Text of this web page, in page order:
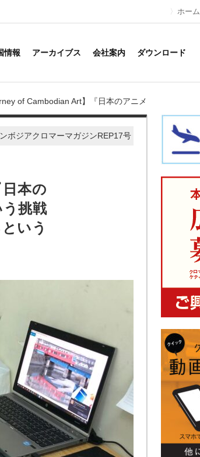
ホーム
情報 アーカイブス 会社案内 ダウンロード
of Cambodian Art】『日本のアニメ
るということ〜
ボジアクロマーマガジンREP17号
本の
挑戦
いう